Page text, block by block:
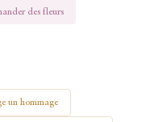
des fleurs
un hommage